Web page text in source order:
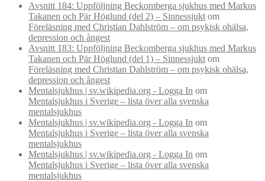
Avsnitt 184: Uppföljning Beckomberga sjukhus med Markus
Takanen och Pär Höglund (del 2) – Sinnessjukt om
Föreläsning med Christian Dahlström – om psykisk ohälsa,
depression och ångest
Avsnitt 183: Uppföljning Beckomberga sjukhus med Markus
Takanen och Pär Höglund (del 1) – Sinnessjukt om
Föreläsning med Christian Dahlström – om psykisk ohälsa,
depression och ångest
Mentalsjukhus | sv.wikipedia.org - Logga In om
Mentalsjukhus i Sverige – lista över alla svenska
mentalsjukhus
Mentalsjukhus | sv.wikipedia.org - Logga In om
Mentalsjukhus i Sverige – lista över alla svenska
mentalsjukhus
Mentalsjukhus | sv.wikipedia.org - Logga In om
Mentalsjukhus i Sverige – lista över alla svenska
mentalsjukhus